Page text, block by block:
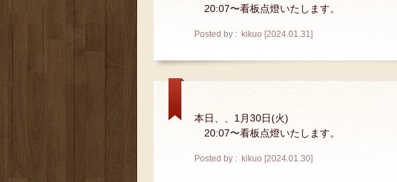
20:07〜看板点燈いたします。
Posted by : kikuo [2024.01.31]
本日、、1月30日(火)
20:07〜看板点燈いたします。
Posted by : kikuo [2024.01.30]